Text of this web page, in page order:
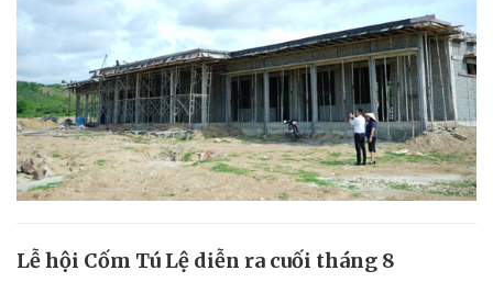
Lễ hội Cốm Tú Lệ diễn ra cuối tháng 8